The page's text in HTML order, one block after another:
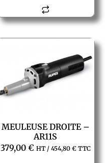
MEULEUSE DROITE –
AR11S
379,00 € HT / 454,80 €TTC